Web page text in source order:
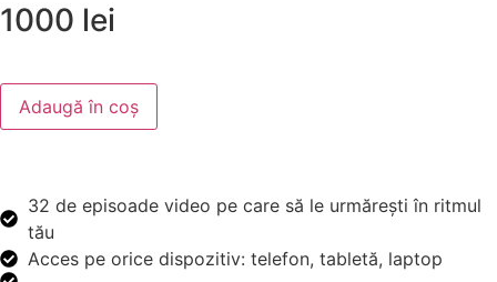
1000 lei
Adaugă în coș
32 de episoade video pe care să le urmărești în ritmul
tău
Acces pe orice dispozitiv: telefon, tabletă, laptop